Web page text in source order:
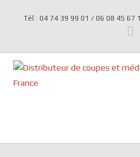
Tél : 04 74 39 99 01 / 06 08 45 67